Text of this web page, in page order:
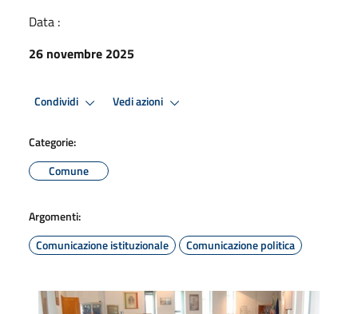
Data :
26 novembre 2025
Condividi Vedi azioni
Categorie:
Comune
Argomenti:
Comunicazione istituzionale
Comunicazione politica